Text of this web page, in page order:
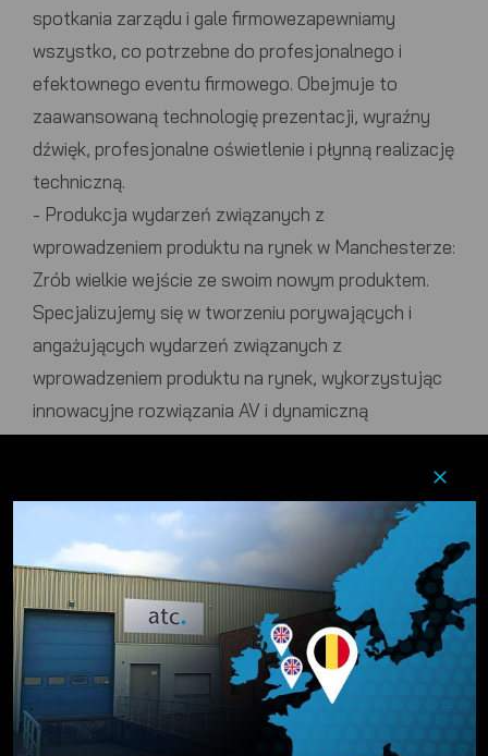
spotkania zarządu i gale firmowezapewniamy
wszystko, co potrzebne do profesjonalnego i
efektownego eventu firmowego. Obejmuje to
zaawansowaną technologię prezentacji, wyraźny
dźwięk, profesjonalne oświetlenie i płynną realizację
techniczną.
- Produkcja wydarzeń związanych z
wprowadzeniem produktu na rynek w Manchesterze:
Zrób wielkie wejście ze swoim nowym produktem.
Specjalizujemy się w tworzeniu porywających i
angażujących wydarzeń związanych z
wprowadzeniem produktu na rynek, wykorzystując
innowacyjne rozwiązania AV i dynamiczną
inscenizację, aby podkreślić Twoją ofertę i wzbudzić
-Produkcja ceremonii wręczenia nagród w
Manchesterze:
Świętuj osiągnięcia w wielkim stylu.
Nasz zespół zapewnia spektakularne ceremonie
wręczenia nagród z oszałamiającymi prezentacjami
wizualnymi, krystalicznie czystym dźwiękiem
podczas przemówień i nastrojowym oświetleniem,
aby stworzyć niezapomnianą i prestiżową okazję.
-Zarządzanie wydarzeniami na żywo w